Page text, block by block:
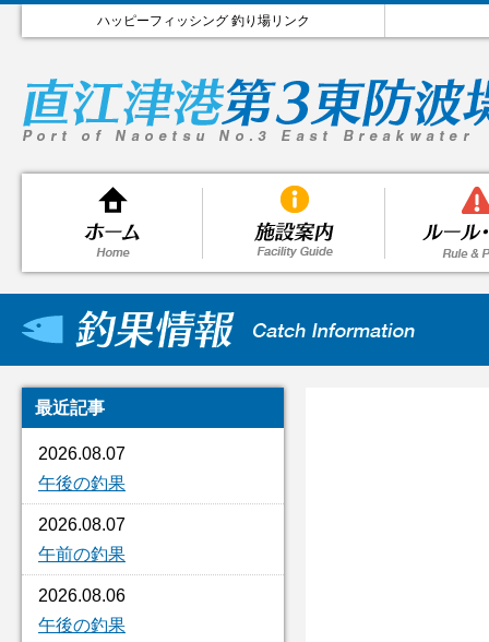
ハッピーフィッシング 釣り場リンク
最近記事
2026.08.07
午後の釣果
2026.08.07
午前の釣果
2026.08.06
午後の釣果